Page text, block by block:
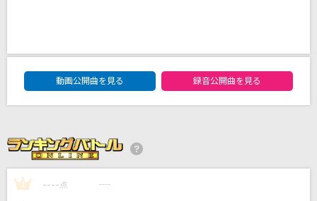
岡田有希子
メランコリーキッチン
DAM★ともボーカルエントリーランキング
動画公開曲を見る
録音公開曲を見る
1 ---- 点 ----